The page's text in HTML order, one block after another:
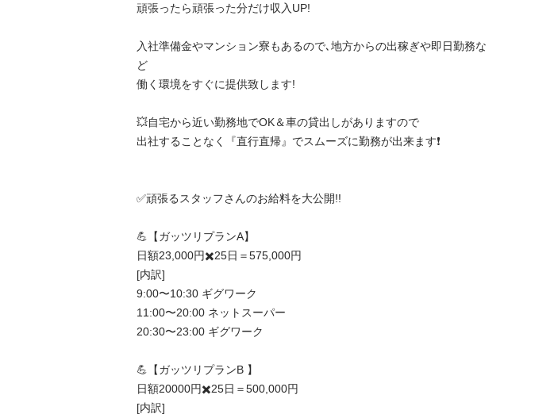
頑張ったら頑張った分だけ収入UP!
入社準備金やマンション寮もあるので､地方からの出稼ぎや即日勤務な
ど
働く環境をすぐに提供致します!
💥自宅から近い勤務地でOK＆車の貸出しがありますので
出社することなく『直行直帰』でスムーズに勤務が出来ます❗️
✅頑張るスタッフさんのお給料を大公開!!
💪【ガッツリプランA】
日額23,000円✖️25日＝575,000円
[内訳]
9:00〜10:30 ギグワーク
11:00〜20:00 ネットスーパー
20:30〜23:00 ギグワーク
💪【ガッツリプランB 】
日額20000円✖️25日＝500,000円
[内訳]